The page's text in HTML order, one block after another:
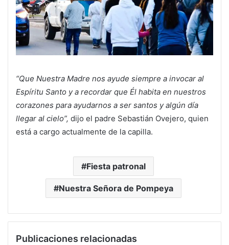
“Que Nuestra Madre nos ayude siempre a invocar al
Espíritu Santo y a recordar que Él habita en nuestros
corazones para ayudarnos a ser santos y algún día
llegar al cielo”, dijo el padre Sebastián Ovejero, quien
está a cargo actualmente de la capilla.
Fiesta patronal
Nuestra Señora de Pompeya
Publicaciones relacionadas